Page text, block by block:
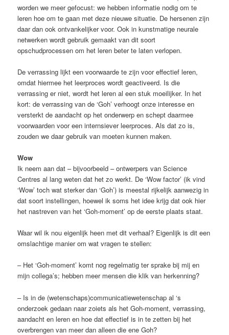
worden we meer gefocust: we hebben informatie nodig om te
leren hoe om te gaan met deze nieuwe situatie. De hersenen zijn
daar dan ook ontvankelijker voor. Ook in kunstmatige neurale
netwerken wordt gebruik gemaakt van dit soort
opschudprocessen om het leren beter te laten verlopen.
De verrassing lijkt een voorwaarde te zijn voor effectief leren,
omdat hiermee het leerproces wordt geactiveerd. Is die
verrassing er niet, wordt het leren al een stuk moeilijker. In het
kort: de verrassing van de ‘Goh’ verhoogt onze interesse en
versterkt de aandacht op het onderwerp en schept daarmee
voorwaarden voor een internsiever leerproces. Als dat zo is,
zouden we daar gebruik van moeten kunnen maken.
Wow
Ik neem aan dat – bijvoorbeeld – ontwerpers van Science
Centres al lang weten dat het zo werkt. De ‘Wow factor’ (ik vind
‘Wow’ toch wat sterker dan ‘Goh’) is meestal rijkelijk aanwezig in
dat soort instellingen, hoewel ik soms het idee krijg dat ook hier
het nastreven van het ‘Goh-moment’ op de eerste plaats staat.
Waar wil ik nou eigenlijk heen met dit verhaal? Eigenlijk is dit een
omslachtige manier om wat vragen te stellen:
– Het ‘Goh-moment’ komt nog regelmatig ter sprake bij mij en
mijn collega’s; hebben meer mensen die klik van herkenning?
– Is in de (wetenschaps)communicatiewetenschap al ‘s
onderzoek gedaan naar zoiets als het Goh-moment, verrassing,
aandacht en leren en hoe dat effectief is in te zetten bij het
overbrengen van meer dan alleen die ene Goh?